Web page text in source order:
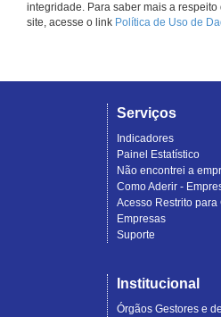
integridade. Para saber mais a
site, acesse o link Política de Uso de
Serviços
Indicadores
Painel Estatístico
Não encontrei a
Como Aderir -
Acesso Restrito para
Empresas
Suporte
Institucional
Órgãos Gestores e de